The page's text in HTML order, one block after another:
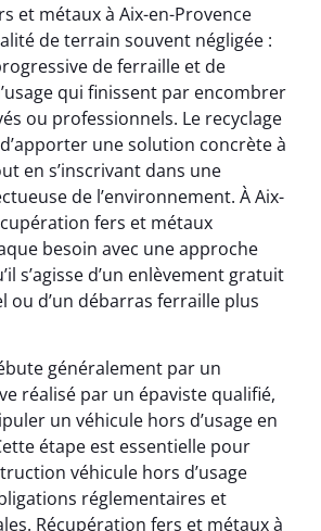
et métaux à Aix-en-Provence
de terrain souvent négligée :
de ferraille et de
qui finissent par encombrer
ou professionnels. Le recyclage
une solution concrète à
en s’inscrivant dans une
de l’environnement. À Aix-
fers et métaux
besoin avec une approche
s’agisse d’un enlèvement gratuit
ou d’un débarras ferraille plus
généralement par un
réalisé par un épaviste qualifié,
un véhicule hors d’usage en
étape est essentielle pour
véhicule hors d’usage
réglementaires et
Récupération fers et métaux à